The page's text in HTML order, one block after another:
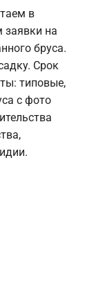
в
заявки на
бруса.
Срок
типовые,
с фото